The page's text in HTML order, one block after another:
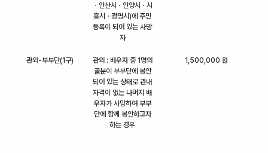
ㆍ안산시ㆍ안양시ㆍ시
흥시ㆍ광명시)에 주민
등록이 되어 있는 사망
자
관외-부부단(1구)
관외 : 배우자 중 1명의
골분이 부부단에 봉안
되어 있는 상태로 관내
자격이 없는 나머지 배
우자가 사망하여 부부
단에 함께 봉안하고자
하는 경우
1,500,000 원